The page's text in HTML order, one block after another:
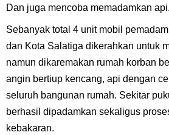
Dan juga mencoba memadamkan
Sebanyak total 4 unit mobil
dan Kota Salatiga dikerahkan untuk
namun dikaremakan rumah korban
angin bertiup kencang, api dengan
seluruh bangunan rumah. Sekitar
berhasil dipadamkan sekaligus
kebakaran.